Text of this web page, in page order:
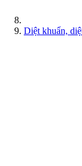
Diệt khuẩn,